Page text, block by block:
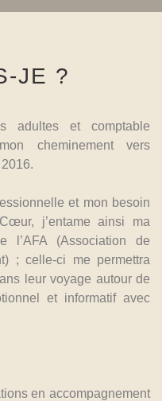
JE ?
adultes et comptable
cheminement vers
et mon besoin
j’entame ainsi ma
l’AFA (Association de
; celle-ci me permettra
leur voyage autour de
et informatif avec
en accompagnement